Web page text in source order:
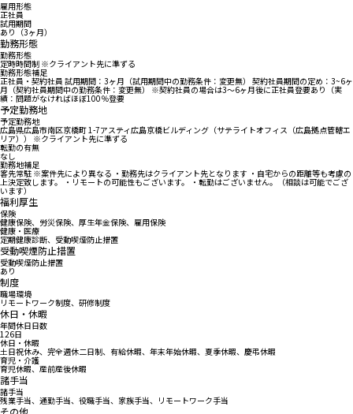
雇用形態
正社員
試用期間
あり（3ヶ月）
勤務形態
勤務形態
定時時間制 ※クライアント先に準ずる
勤務形態補足
正社員・契約社員 試用期間：3ヶ月（試用期間中の勤務条件：変更無） 契約社員期間の定め：3~6ヶ
月（契約社員期間中の勤務条件：変更無） ※契約社員の場合は3～6ヶ月後に正社員登要あり（実
績：問題がなければほぼ100％登要
予定勤務地
予定勤務地
広島県広島市南区京橋町 1-7アスティ広島京橋ビルディング（サテライトオフィス（広島拠点管轄エ
リア）） ※クライアント先に準ずる
転勤の有無
なし
勤務地補足
客先常駐 ※案件先により異なる ・勤務先はクライアント先となります ・自宅からの距離等も考慮の
上決定致します。 ・リモートの可能性もございます。 ・転勤はございません。（相談は可能でござ
います）
福利厚生
保険
健康保険、労災保険、厚生年金保険、雇用保険
健康・医療
定期健康診断、受動喫煙防止措置
受動喫煙防止措置
受動喫煙防止措置
あり
制度
職場環境
リモートワーク制度、研修制度
休日・休暇
年間休日日数
126日
休日・休暇
土日祝休み、完全週休二日制、有給休暇、年末年始休暇、夏季休暇、慶弔休暇
育児・介護
育児休暇、産前産後休暇
諸手当
諸手当
残業手当、通勤手当、役職手当、家族手当、リモートワーク手当
その他